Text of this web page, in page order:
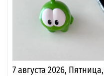
7 августа 2026, Пятница,